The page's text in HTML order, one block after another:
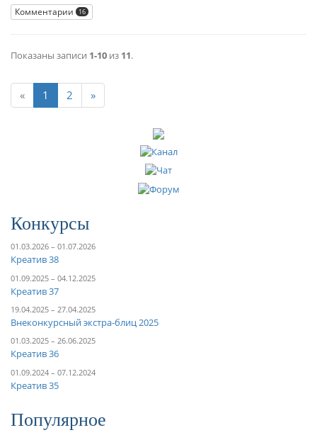
Комментарии 16
Показаны записи 1-10 из 11.
« 1 2 »
Конкурсы
01.03.2026 – 01.07.2026
Креатив 38
01.09.2025 – 04.12.2025
Креатив 37
19.04.2025 – 27.04.2025
Внеконкурсный экстра-блиц 2025
01.03.2025 – 26.06.2025
Креатив 36
01.09.2024 – 07.12.2024
Креатив 35
Популярное